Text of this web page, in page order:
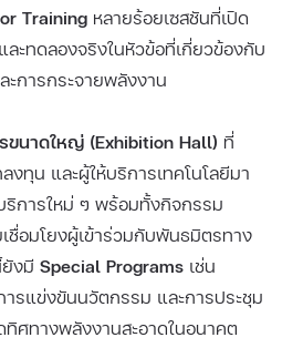
Training หลายร้อยเซสชันที่เปิด
ละทดลองจริงในหัวข้อที่เกี่ยวข้องกับ
การกระจายพลังงาน
ขนาดใหญ่ (Exhibition Hall) ที่
น และผู้ให้บริการเทคโนโลยีมา
การใหม่ ๆ พร้อมทั้งกิจกรรม
ชื่อมโยงผู้เข้าร่วมกับพันธมิตรทาง
งมี Special Programs เช่น
ารแข่งขันนวัตกรรม และการประชุม
ศทางพลังงานสะอาดในอนาคต